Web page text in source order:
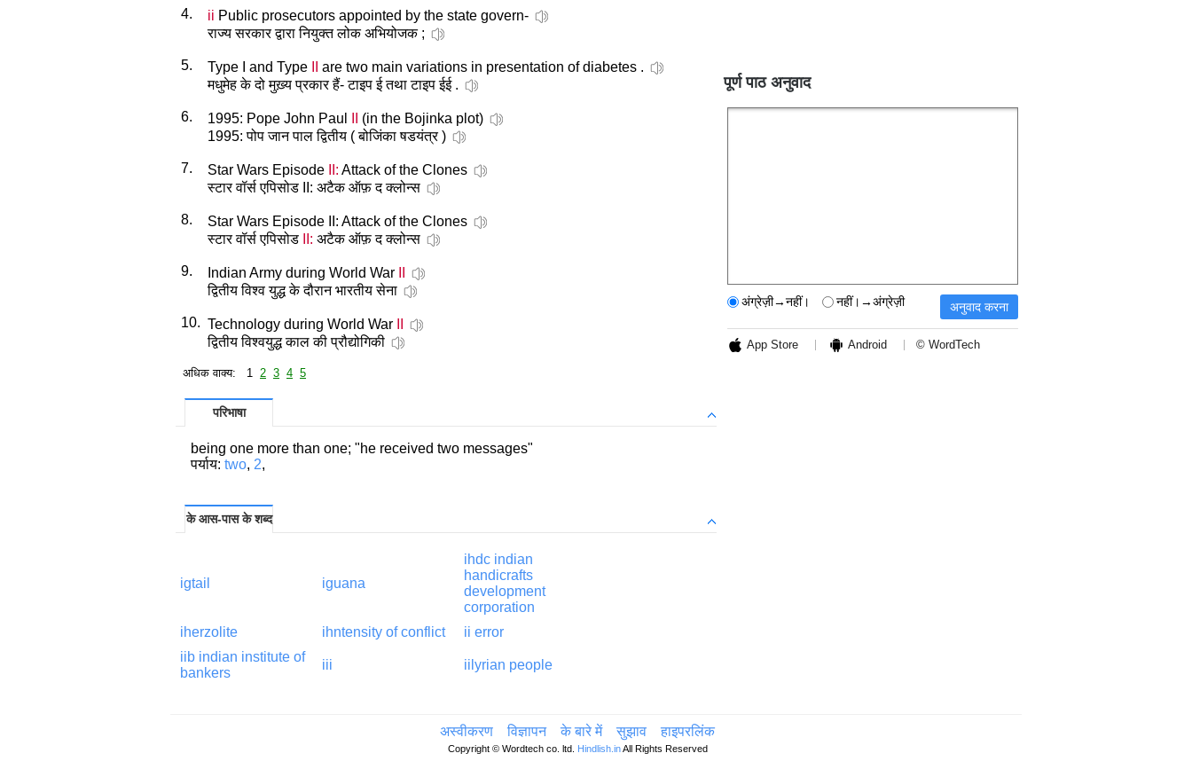
4. ii Public prosecutors appointed by the state govern-
राज्य सरकार द्वारा नियुक्त लोक अभियोजक ;
5. Type I and Type
are two main variations in presentation of diabetes .
मधुमेह के दो मुख़्य प्रकार हैं- टाइप ई तथा टाइप ईई .
6. 1995: Pope John Paul
(in the Bojinka plot)
1995: पोप जान पाल द्वितीय ( बोजिंका षडयंत्र )
7. Star Wars Episode II: Attack of the Clones
स्टार वॉर्स एपिसोड II: अटैक ऑफ़ द क्लोन्स
8.
Star Wars Episode II: Attack of the Clones
स्टार वॉर्स एपिसोड
II: अटैक ऑफ़ द क्लोन्स
9. Indian Army during World War
द्वितीय विश्व युद्ध के दौरान भारतीय सेना
10. Technology during World War
द्वितीय विश्वयुद्ध काल की प्रौद्योगिकी
अधिक वाक्य: 1 2 3 4 5
परिभाषा
being one more than one; "he received two messages"
पर्याय: two, 2,
के आस-पास के शब्द
igtail iguana
ihdc indian
handicrafts
development
corporation
iherzolite
ihntensity of conflict
ii error
iib indian institute of
bankers
iii iilyrian people
पूर्ण पाठ अनुवाद
अंग्रेज़ी→नहीं। नहीं।→अंग्रेज़ी
App Store Android © WordTech
अस्वीकरण विज्ञापन के बारे में सुझाव हाइपरलिंक
Copyright © Wordtech co. ltd. Hindlish.inAll Rights Reserved